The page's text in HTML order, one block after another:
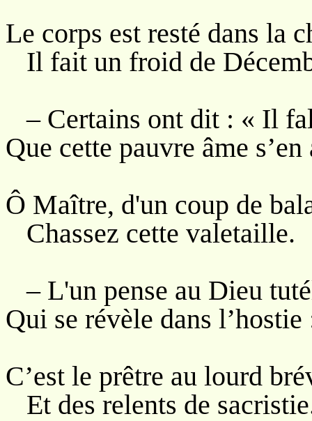
Le corps est resté dans la
Il fait un froid de
– Certains ont dit : « Il
Que cette pauvre âme
Ô Maître, d'un coup de
Chassez cette valetaille.
– L'un pense au Dieu
Qui se révèle dans l’hostie
C’est le prêtre au lourd
Et des relents de